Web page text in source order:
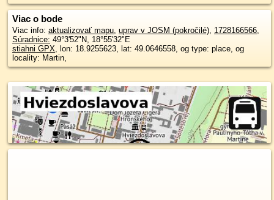
Viac o bode
Viac info: aktualizovať mapu, uprav v JOSM (pokročilé), 1728166566,
Súradnice: 49°3'52"N, 18°55'32"E
stiahni GPX, lon: 18.9255623, lat: 49.0646558, og type: place, og
locality: Martin,